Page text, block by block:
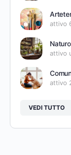
attivo
attivo
attivo
VEDI TUTTO